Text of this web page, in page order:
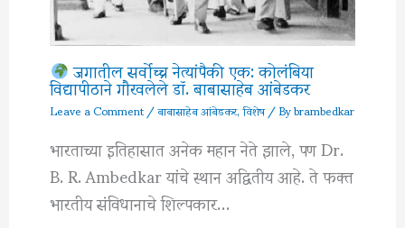
जगातील सर्वोच्च नेत्यांपैकी एक: कोलंबिया
विद्यापीठाने गौरवलेले डॉ. बाबासाहेब आंबेडकर
Leave a Comment/बाबासाहेब आंबेडकर,विशेष/ Bybrambedkar
भारताच्या इतिहासात अनेक महान नेते झाले, पण Dr.
B. R. Ambedkar यांचे स्थान अद्वितीय आहे. ते फक्त
भारतीय संविधानाचे शिल्पकार…